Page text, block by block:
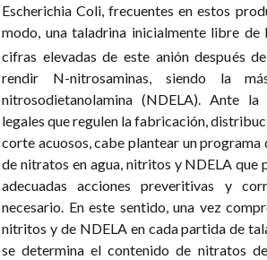
Escherichia Coli, frecuentes en estos
modo, una taladrina inicialmente libre de
cifras elevadas de este anión después
rendir N-nitrosaminas, siendo la
nitrosodietanolamina (NDELA). Ante la
legales que regulen la fabricación,
corte acuosos, cabe plantear un
de nitratos en agua, nitritos y NDELA que
adecuadas acciones preveritivas y
necesario. En este sentido, una vez
nitritos y de NDELA en cada partida de
se determina el contenido de nitratos